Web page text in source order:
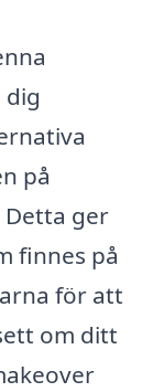
dig
på
ger
finnes på
för att
om ditt